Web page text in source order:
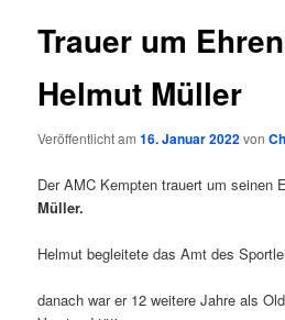
Trauer um
Helmut Müller
Veröffentlicht am16. Januar 2022von
Der AMC Kempten trauert um seinen
Müller.
Helmut begleitete das Amt des
danach war er 12 weitere Jahre als